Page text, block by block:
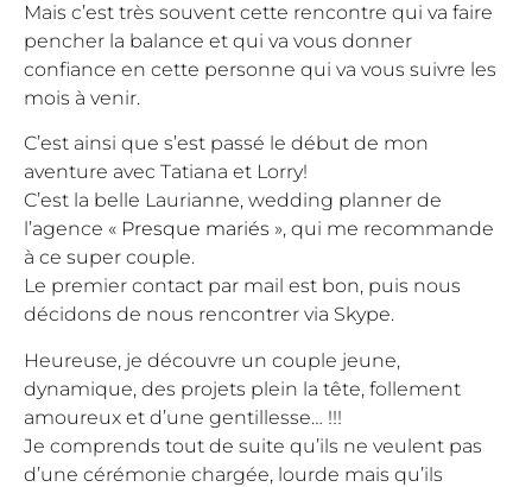
Mais c’est très souvent cette rencontre qui va faire
pencher la balance et qui va vous donner
confiance en cette personne qui va vous suivre les
mois à venir.
C’est ainsi que s’est passé le début de mon
aventure avec Tatiana et Lorry!
C’est la belle Laurianne, wedding planner de
l’agence « Presque mariés », qui me recommande
à ce super couple.
Le premier contact par mail est bon, puis nous
décidons de nous rencontrer via Skype.
Heureuse, je découvre un couple jeune,
dynamique, des projets plein la tête, follement
amoureux et d’une gentillesse… !!!
Je comprends tout de suite qu’ils ne veulent pas
d’une cérémonie chargée, lourde mais qu’ils